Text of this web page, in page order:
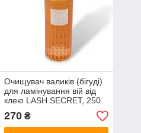
Очищувач валиків (бігуді)
для ламінування вій від
клею LASH SECRET, 250
мл
270₴